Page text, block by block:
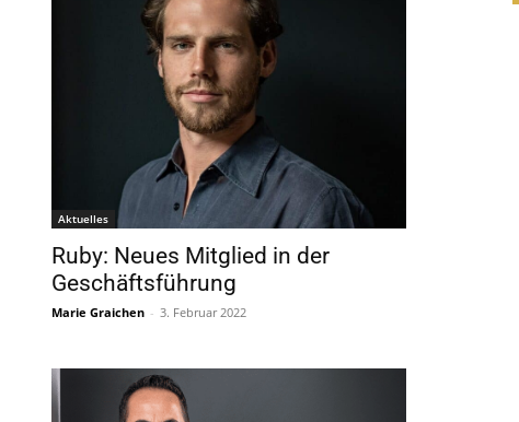
Aktuelles
Ruby: Neues Mitglied in der
Geschäftsführung
Marie Graichen - 3. Februar 2022